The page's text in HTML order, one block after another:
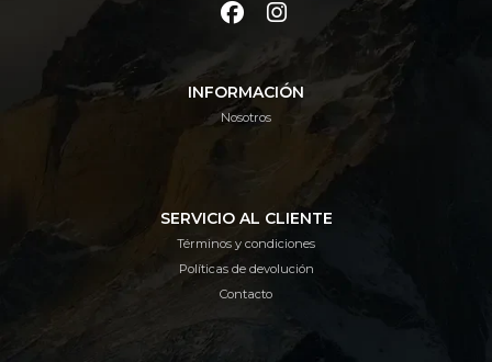
INFORMACIÓN
Nosotros
SERVICIO AL CLIENTE
Términos y condiciones
Políticas de devolución
Contacto